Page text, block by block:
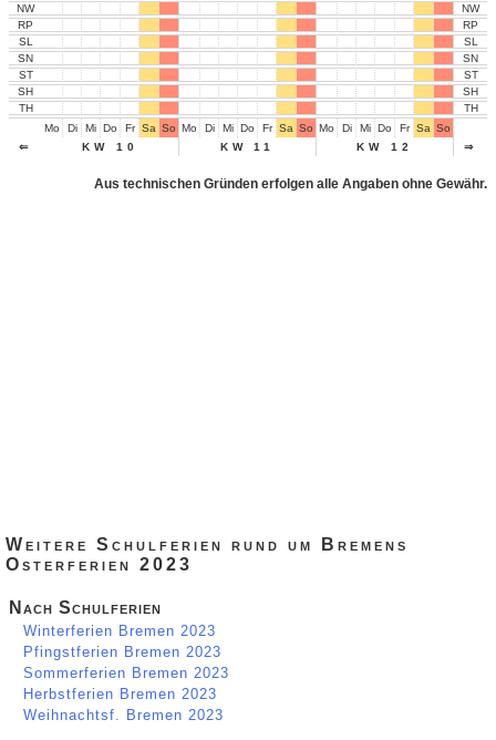
Mo Di Mi Do Fr Sa So Mo Di Mi Do Fr Sa So Mo Di Mi Do Fr Sa So
KW 10
KW 11 KW 12
NW
RP
SL
SN
ST
SH
TH
⇐
NW
RP
SL
SN
ST
SH
TH
⇒
Aus technischen Gründen erfolgen alle Angaben ohne Gewähr.
Weitere Schulferien rund um Bremens
Osterferien 2023
Nach Schulferien
Winterferien Bremen 2023
Pfingstferien Bremen 2023
Sommerferien Bremen 2023
Herbstferien Bremen 2023
Weihnachtsf. Bremen 2023